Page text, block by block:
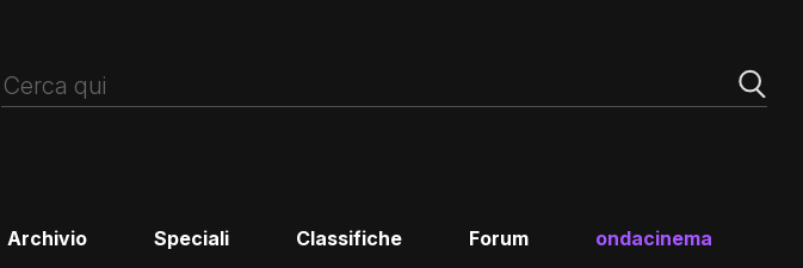
Archivio Speciali Classifiche Forum ondacinema